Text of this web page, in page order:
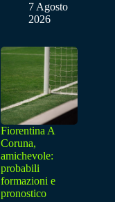
7 Agosto
2026
Fiorentina A
Coruna,
amichevole:
probabili
formazioni e
pronostico